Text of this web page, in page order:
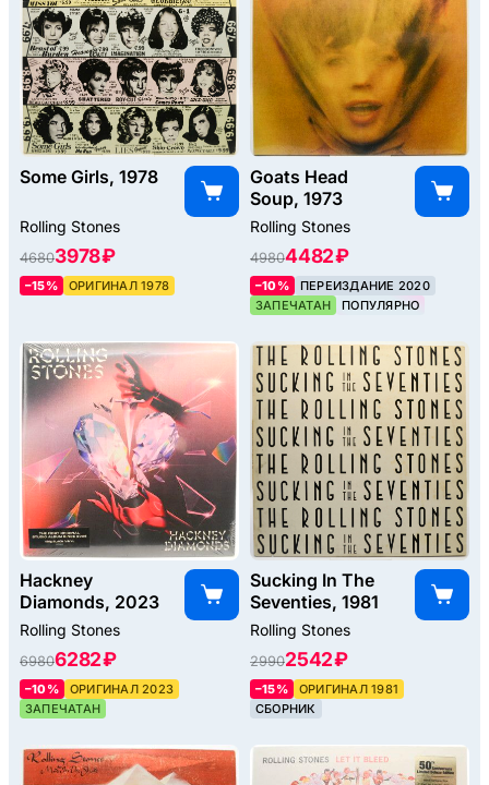
Some Girls, 1978
Rolling Stones
46803978 ₽
–15% ОРИГИНАЛ 1978
Goats Head
Soup, 1973
Rolling Stones
49804482 ₽
–10%
ПЕРЕИЗДАНИЕ 2020
ЗАПЕЧАТАН
ПОПУЛЯРНО
Hackney
Diamonds, 2023
Rolling Stones
69806282 ₽
–10%
ОРИГИНАЛ 2023
ЗАПЕЧАТАН
Sucking In The
Seventies, 1981
Rolling Stones
29902542 ₽
–15%
ОРИГИНАЛ 1981
СБОРНИК